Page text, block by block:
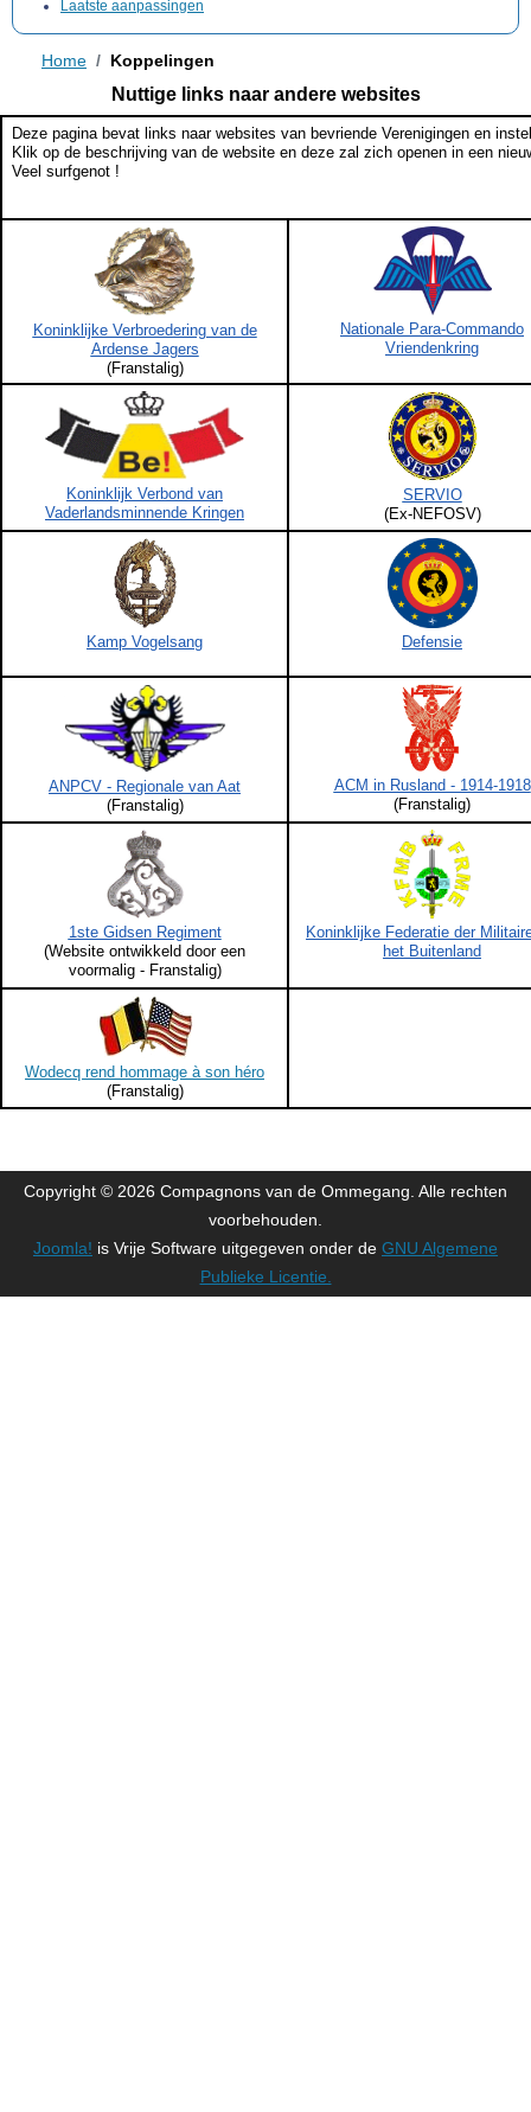
Laatste aanpassingen
Home Koppelingen
Nuttige links naar andere websites
Deze pagina bevat links naar websites van bevriende Verenigingen en
Klik op de beschrijving van de website en deze zal zich openen in een
Veel surfgenot !
Koninklijke Verbroedering van de
Ardense Jagers
(Franstalig)
Nationale Para-Commando
Vriendenkring
Koninklijk Verbond van
Vaderlandsminnende Kringen
SERVIO
(Ex-NEFOSV)
Kamp Vogelsang Defensie
ANPCV - Regionale van Aat
(Franstalig)
ACM in Rusland - 1914-1918
(Franstalig)
1ste Gidsen Regiment
(Website ontwikkeld door een
voormalig - Franstalig)
Koninklijke Federatie der
het Buitenland
Wodecq rend hommage à son héro
(Franstalig)
Copyright © 2026 Compagnons van de Ommegang. Alle rechten
voorbehouden.
Joomla! is Vrije Software uitgegeven onder de GNU Algemene
Publieke Licentie.